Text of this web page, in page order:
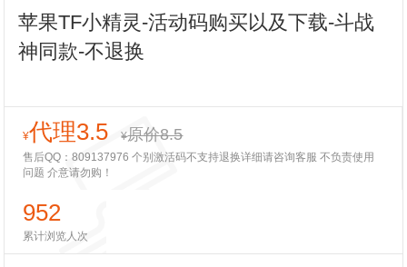
苹果TF小精灵-活动码购买以及下载-斗战
神同款-不退换
¥代理3.5 ¥原价8.5
售后QQ：809137976 个别激活码不支持退换详细请咨询客服 不负责使用
问题 介意请勿购！
952
累计浏览人次